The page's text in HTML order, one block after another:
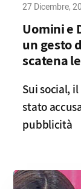
27 Dicembre,
Uomini e
un gesto
scatena
Sui social,
stato
pubblicità